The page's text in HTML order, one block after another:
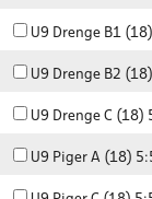
U9 Drenge B1
U9 Drenge B2
U9 Drenge C
U9 Piger A (18)